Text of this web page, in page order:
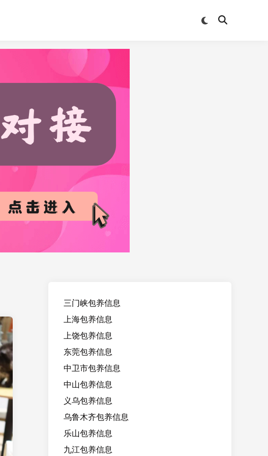
三门峡包养信息
上海包养信息
上饶包养信息
东莞包养信息
中卫市包养信息
中山包养信息
义乌包养信息
乌鲁木齐包养信息
乐山包养信息
九江包养信息